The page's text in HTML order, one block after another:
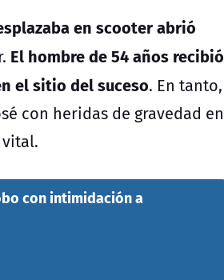
en scooter abrió
El hombre de 54 años recibió
el sitio del suceso. En tanto,
con heridas de gravedad en
con intimidación a